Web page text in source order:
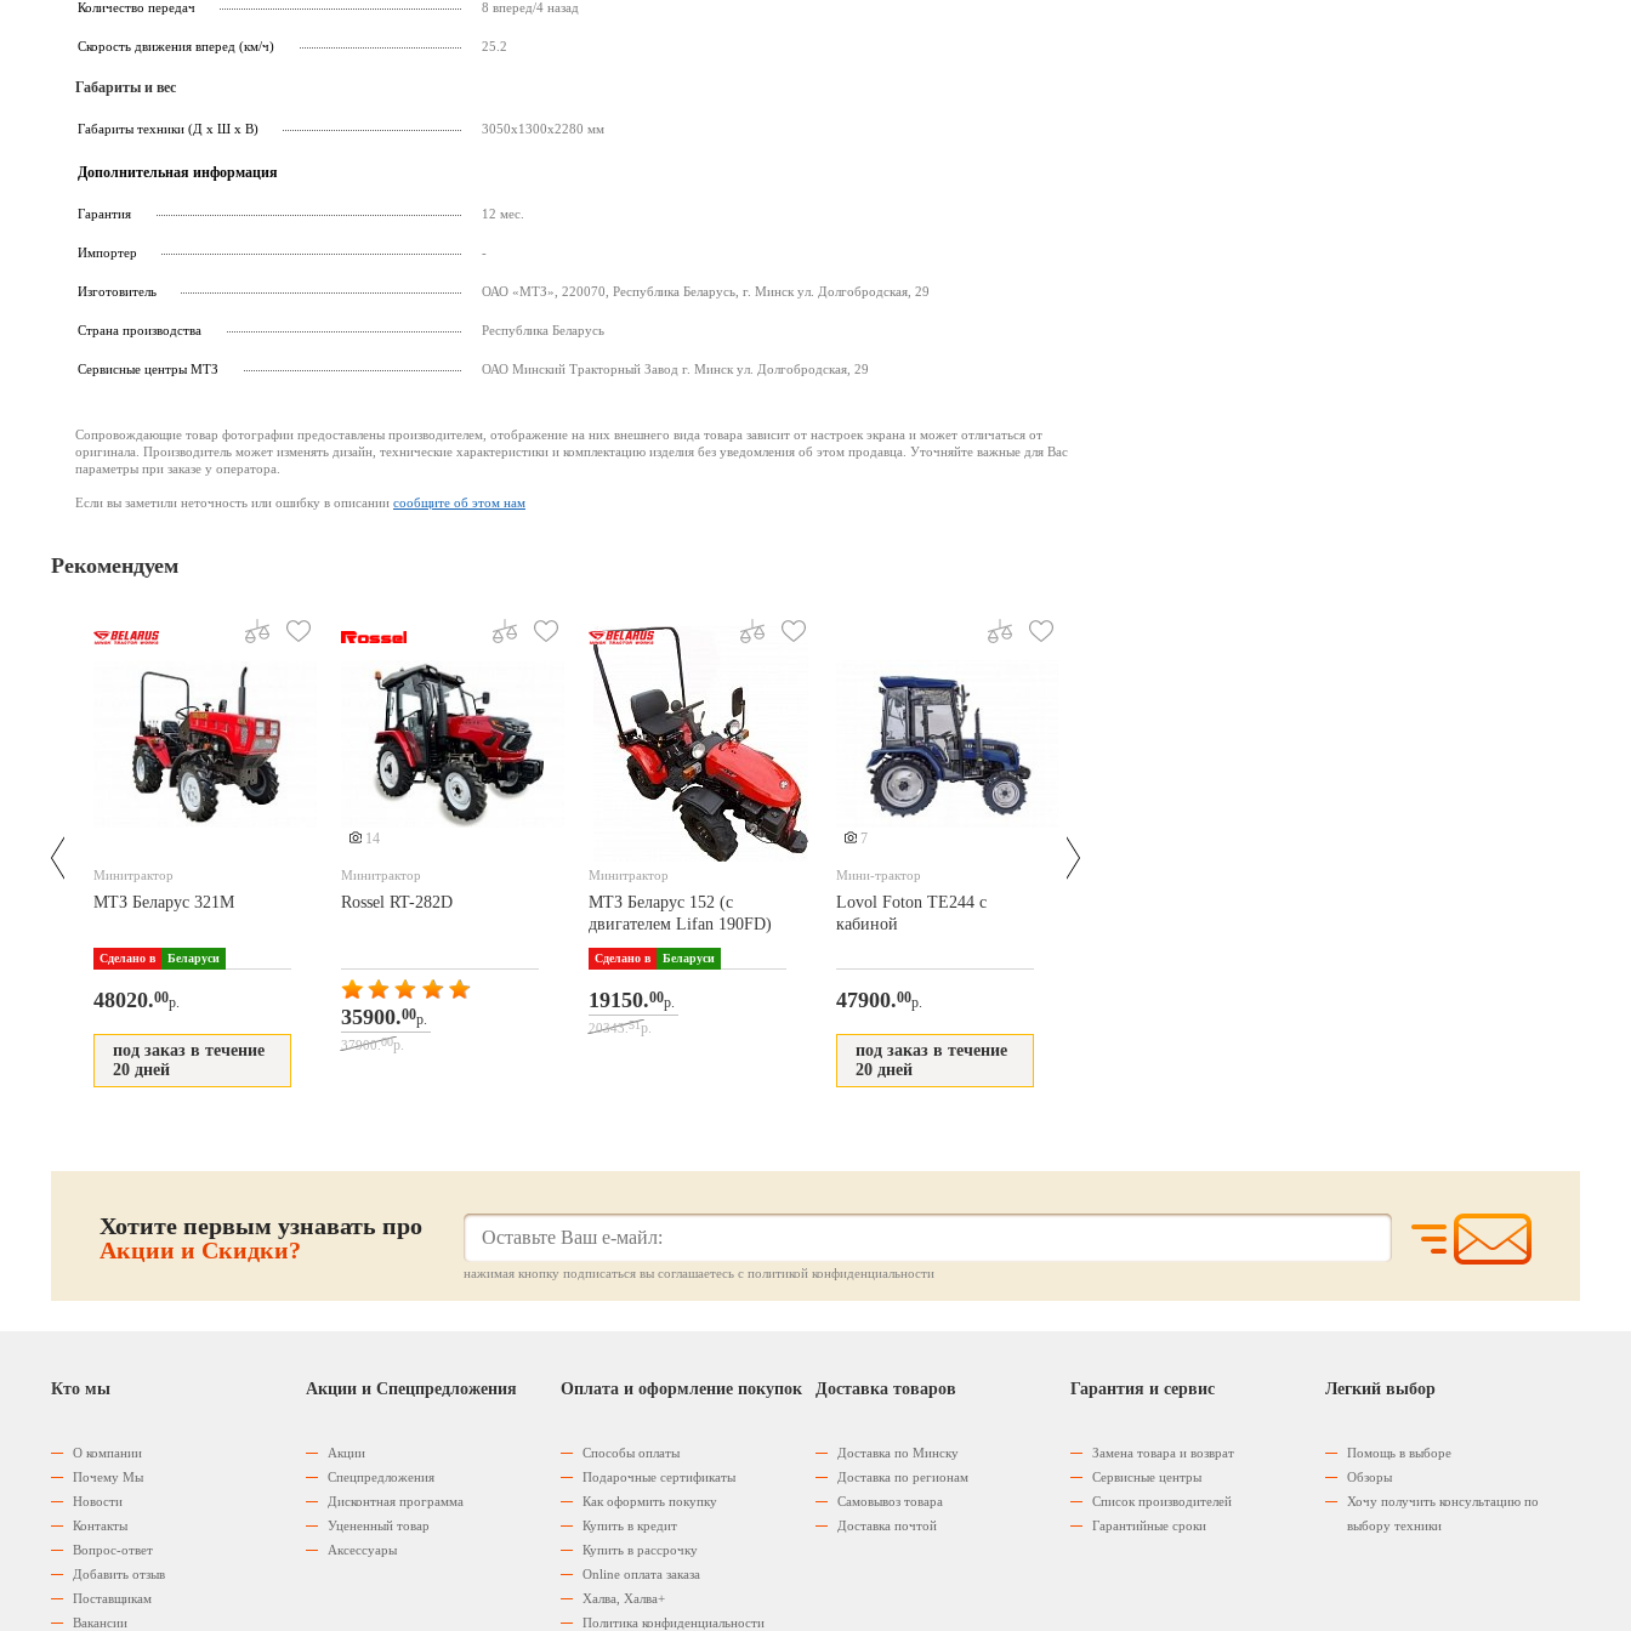
Количество передач 8 вперед/4 назад
Скорость движения вперед (км/ч) 25.2
Габариты и вес
Габариты техники (Д х Ш х В) 3050х1300х2280 мм
Дополнительная информация
Гарантия 12 мес.
Импортер -
Изготовитель ОАО «МТЗ», 220070, Республика Беларусь, г. Минск ул. Долгобродская, 29
Страна производства Республика Беларусь
Cервисные центры МТЗ ОАО Минский Тракторный Завод г. Минск ул. Долгобродская, 29
Сопровождающие товар фотографии предоставлены производителем, отображение на них внешнего вида товара зависит от настроек экрана и может отличаться от
оригинала. Производитель может изменять дизайн, технические характеристики и комплектацию изделия без уведомления об этом продавца. Уточняйте важные для Вас
параметры при заказе у оператора.
Если вы заметили неточность или ошибку в описании сообщите об этом нам
Рекомендуем
Минитрактор
МТЗ Беларус 321М
Сделано в Беларуси
48020.00р.
под заказ в течение
20 дней
14
Еще 5 фото
Минитрактор
Rossel RT-282D
35900.00р.
37900.00р.
Минитрактор
МТЗ Беларус 152 (с
двигателем Lifan 190FD)
Сделано в Беларуси
19150.00р.
20343.51р.
7
Мини-трактор
Lovol Foton TE244 с
кабиной
47900.00р.
под заказ в течение
20 дней
Хотите первым узнавать про
Акции и Скидки?
нажимая кнопку подписаться вы соглашаетесь с политикой конфиденциальности
Кто мы
О компании
Почему Мы
Новости
Контакты
Вопрос-ответ
Добавить отзыв
Поставщикам
Вакансии
Акции и Спецпредложения
Акции
Спецпредложения
Дисконтная программа
Уцененный товар
Аксессуары
Оплата и оформление покупок
Способы оплаты
Подарочные сертификаты
Как оформить покупку
Купить в кредит
Купить в рассрочку
Оnline оплата заказа
Халва, Халва+
Политика конфиденциальности
Доставка товаров
Доставка по Минску
Доставка по регионам
Самовывоз товара
Доставка почтой
Гарантия и сервис
Замена товара и возврат
Сервисные центры
Список производителей
Гарантийные сроки
Легкий выбор
Помощь в выборе
Обзоры
Хочу получить консультацию по
выбору техники